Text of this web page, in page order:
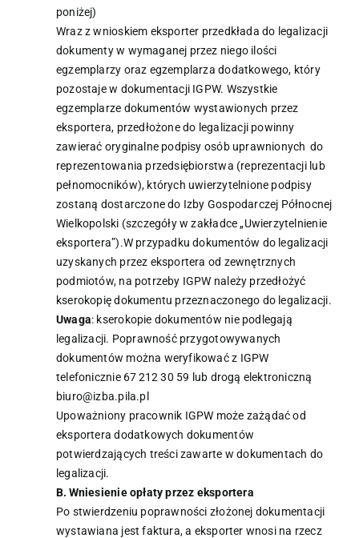
poniżej)
Wraz z wnioskiem eksporter przedkłada do legalizacji
dokumenty w wymaganej przez niego ilości
egzemplarzy oraz egzemplarza dodatkowego, który
pozostaje w dokumentacji IGPW. Wszystkie
egzemplarze dokumentów wystawionych przez
eksportera, przedłożone do legalizacji powinny
zawierać oryginalne podpisy osób uprawnionych do
reprezentowania przedsiębiorstwa (reprezentacji lub
pełnomocników), których uwierzytelnione podpisy
zostaną dostarczone do Izby Gospodarczej Północnej
Wielkopolski (szczegóły w zakładce „Uwierzytelnienie
eksportera”).W przypadku dokumentów do legalizacji
uzyskanych przez eksportera od zewnętrznych
podmiotów, na potrzeby IGPW należy przedłożyć
kserokopię dokumentu przeznaczonego do legalizacji.
Uwaga: kserokopie dokumentów nie podlegają
legalizacji. Poprawność przygotowywanych
dokumentów można weryfikować z IGPW
telefonicznie 67 212 30 59 lub drogą elektroniczną
biuro@izba.pila.pl
Upoważniony pracownik IGPW może zażądać od
eksportera dodatkowych dokumentów
potwierdzających treści zawarte w dokumentach do
legalizacji.
B. Wniesienie opłaty przez eksportera
Po stwierdzeniu poprawności złożonej dokumentacji
wystawiana jest faktura, a eksporter wnosi na rzecz